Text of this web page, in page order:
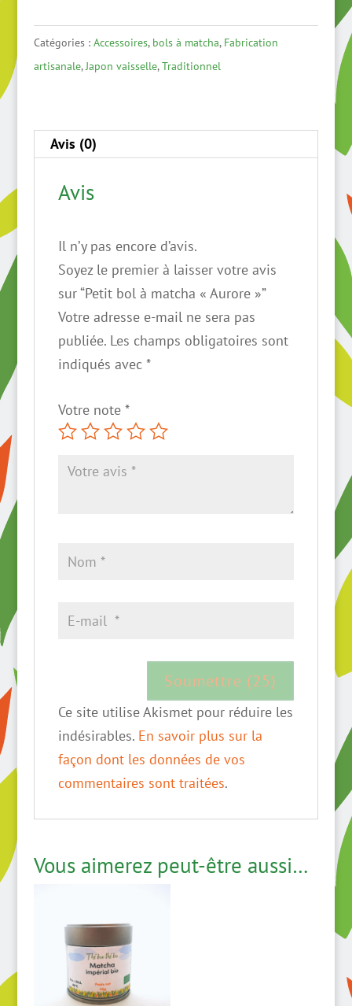
Catégories : Accessoires, bols à matcha, Fabrication
artisanale,Japon vaisselle,Traditionnel
Avis (0)
Avis
Il n’y pas encore d’avis.
Soyez le premier à laisser votre avis
sur “Petit bol à matcha « Aurore »”
Votre adresse e-mail ne sera pas
publiée. Les champs obligatoires sont
indiqués avec *
Votre note *
Ce site utilise Akismet pour réduire les
indésirables. En savoir plus sur la
façon dont les données de vos
commentaires sont traitées.
Vous aimerez peut-être aussi…